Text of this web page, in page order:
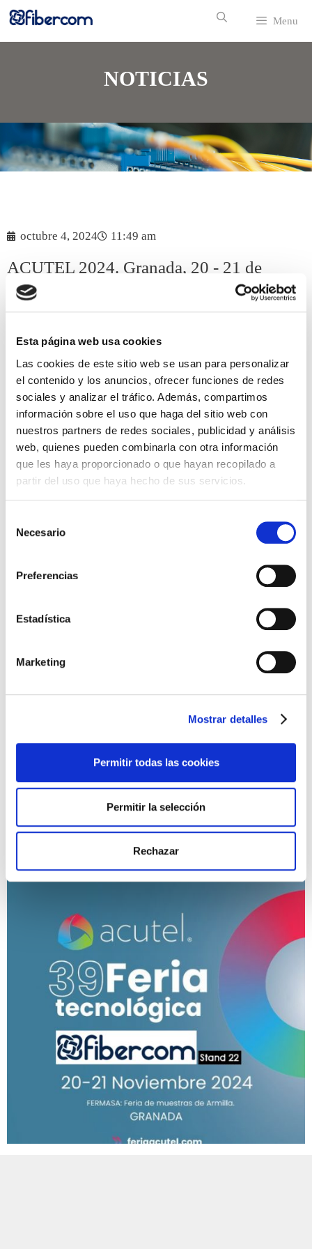
Esta página web usa cookies
Las cookies de este sitio web se usan para personalizar
el contenido y los anuncios, ofrecer funciones de redes
sociales y analizar el tráfico. Además, compartimos
información sobre el uso que haga del sitio web con
nuestros partners de redes sociales, publicidad y análisis
web, quienes pueden combinarla con otra información
que les haya proporcionado o que hayan recopilado a
partir del uso que haya hecho de sus servicios.
Necesario
Preferencias
Estadística
Marketing
Mostrar detalles
Permitir todas las cookies
Permitir la selección
Rechazar
Menu
NOTICIAS
octubre 4, 2024 11:49 am
ACUTEL 2024. Granada, 20 - 21 de
Noviembre
Un año más Fibercom vuelve a estar presente en la feria
anual de ACUTEL, volviéndose a celebrar en la feria de
muestras de Armilla (FERMASA), Granada este miércoles
20 y jueves 21 de noviembre 2024.
Bajo el lema𝐌á𝐬 𝐜𝐨𝐧𝐞𝐱𝐢ó𝐧, 𝐦á𝐬 𝐜𝐞𝐫𝐜𝐚𝐧í𝐚, nos preparamos
para ofrecerte dos días llenos de innovación,
descubrimientos y oportunidades para crear vínculos entre
las empresas más punteras y los profesionales que impulsan
el cambio.
productos y servicios más recientes, mientras que
patrocinadores y colaboradores harán posible un evento en
grandes protagonistas.
Ven a conocer las soluciones que transformarán el futuro y
forma parte de esta gran experiencia tecnológica. ¡No te lo
¡Fibercom te espera en el stand 22!🙌🏻
Acutel 2024